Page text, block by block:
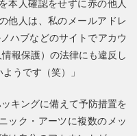
他人は、私のメールアドレ
ハブなどのサイトでアカウ
報保護）の法律にも違反し
うです（笑）」
キングに備えて予防措置を
ック・アーツに複数のメッ